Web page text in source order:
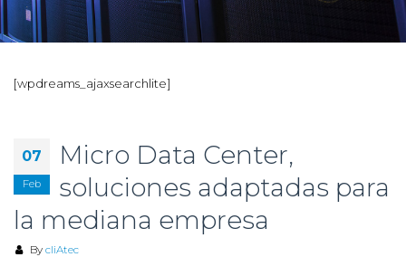
[wpdreams_ajaxsearchlite]
07
Feb
Micro Data Center,
soluciones adaptadas para
la mediana empresa
By cliAtec